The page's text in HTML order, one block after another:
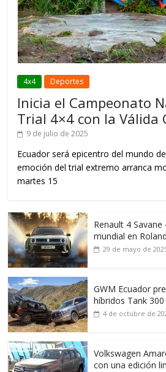
4x4 Deportes
Inicia el Campeonato
Trial 4×4 con la Válida
9 de julio de 2025
Ecuador será epicentro del mundo
emoción del trial extremo arranca
martes 15
Renault 4
mundial en
29 de mayo de
GWM Ecuador
híbridos Tank
4 de octubre de
Volkswagen
con una edición